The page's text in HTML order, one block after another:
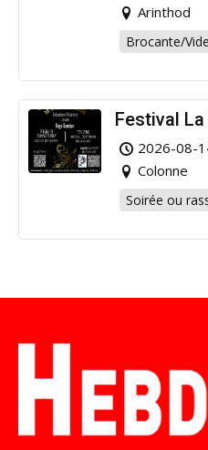
Arinthod
Brocante/
Festival
2026-08-
Colonne
Soirée ou